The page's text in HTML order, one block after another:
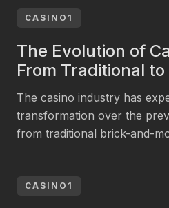
CASINO1
The Evolution of
From Traditional to
The casino industry has
transformation over the
from traditional brick-and-
evolving consumer choices.
CASINO1